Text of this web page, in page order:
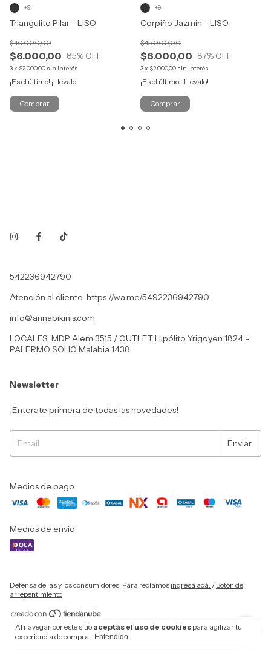
Al navegar por este sitio aceptás el uso de cookies para agilizar tu
experiencia de compra.
Entendido
Triangulito Pilar - LISO
$6.000,00
$40.000,00
85% OFF
3x $2.000,00 sin interés
¡Es el último! ¡Llevalo!
+9
Comprar
Corpiño Jazmin - LISO
$6.000,00
$45.000,00
87% OFF
3x $2.000,00 sin interés
¡Es el último! ¡Llevalo!
+9
Comprar
542236942790
Atención al cliente: https://wa.me/5492236942790
info@annabikinis.com
LOCALES: MDP Alem 3515 / OUTLET Hipólito Yrigoyen 1824 -
PALERMO SOHO Malabia 1438
Newsletter
¡Enterate primera de todas las novedades!
Medios de pago
Medios de envío
Defensa de las y los consumidores. Para reclamos ingresá acá. / Botón de
arrepentimiento
Copyright Anna Bikinis - 2026. Todos los derechos reservados.